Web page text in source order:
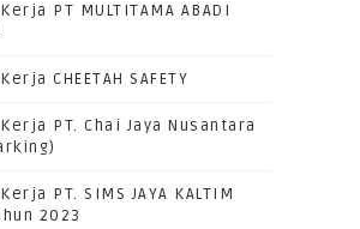
PT MULTITAMA ABADI
CHEETAH SAFETY
PT. Chai Jaya Nusantara
PT. SIMS JAYA KALTIM
2023